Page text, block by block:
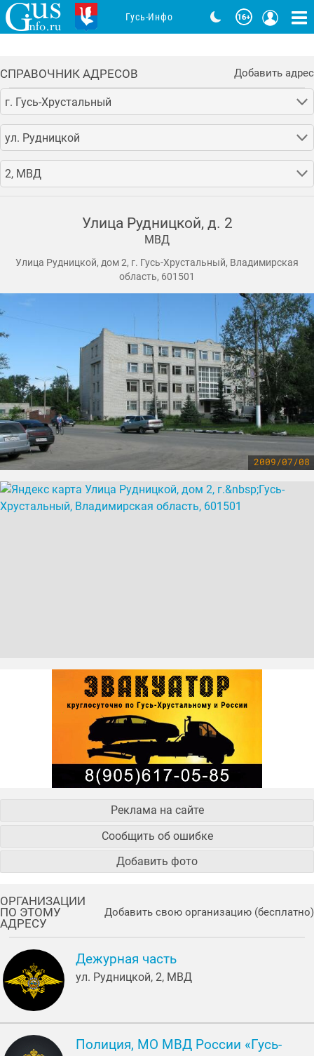
СПРАВОЧНИК АДРЕСОВ Добавить адрес
г. Гусь-Хрустальный
ул. Рудницкой
2, МВД
Улица Рудницкой, д. 2
МВД
Улица Рудницкой, дом 2, г. Гусь-Хрустальный, Владимирская
область, 601501
2009/07/08
Реклама на сайте
Сообщить об ошибке
Добавить фото
ОРГАНИЗАЦИИ
ПО ЭТОМУ
АДРЕСУ
Добавить свою организацию (бесплатно)
Дежурная часть
ул. Рудницкой, 2, МВД
Полиция, МО МВД России «Гусь-
Гусь-Инфо